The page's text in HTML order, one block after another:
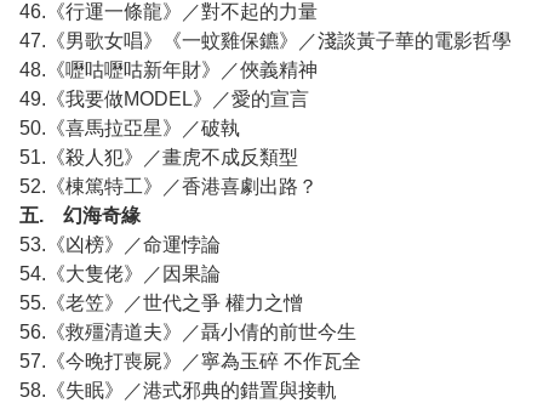
46.《行運一條龍》／對不起的力量
47.《男歌女唱》《一蚊雞保鑣》／淺談黃子華的電影哲學
48.《嚦咕嚦咕新年財》／俠義精神
49.《我要做MODEL》／愛的宣言
50.《喜馬拉亞星》／破執
51.《殺人犯》／畫虎不成反類型
52.《棟篤特工》／香港喜劇出路？
五. 幻海奇緣
53.《凶榜》／命運悖論
54.《大隻佬》／因果論
55.《老笠》／世代之爭 權力之憎
56.《救殭清道夫》／聶小倩的前世今生
57.《今晚打喪屍》／寧為玉碎 不作瓦全
58.《失眠》／港式邪典的錯置與接軌